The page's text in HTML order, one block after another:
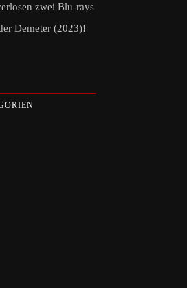
zwei Blu-rays
Demeter (2023)!